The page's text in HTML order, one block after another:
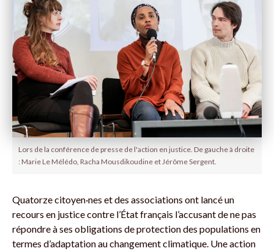
Lors de la conférence de presse de l'action en justice. De gauche à droite
: Marie Le Mélédo, Racha Mousdikoudine et Jérôme Sergent.
Quatorze citoyen·nes et des associations ont lancé un
recours en justice contre l’État français l’accusant de ne pas
répondre à ses obligations de protection des populations en
termes d’adaptation au changement climatique. Une action